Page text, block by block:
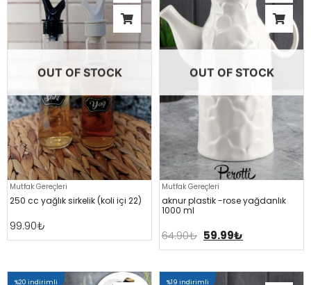
OUT OF STOCK
Mutfak Gereçleri
250 cc yağlik si̇rkeli̇k (koli̇ i̇çi̇ 22)
99.90₺
OUT OF STOCK
Mutfak Gereçleri
aknur plasti̇k -rose yağdanlik
1000 ml
64.90₺ 59.99₺
%20 indirimli %19 indirimli